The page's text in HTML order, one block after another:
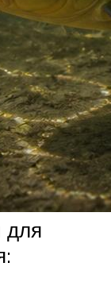
для